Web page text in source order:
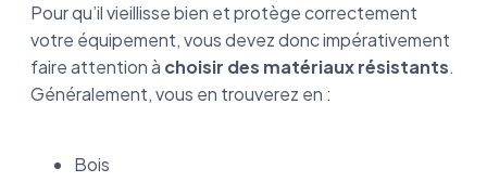
Pour qu’il vieillisse bien et protège correctement
votre équipement, vous devez donc impérativement
faire attention à choisir des matériaux résistants.
Généralement, vous en trouverez en :
Bois